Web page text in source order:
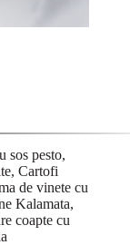
sos pesto,
Cartofi
de vinete cu
Kalamata,
coapte cu